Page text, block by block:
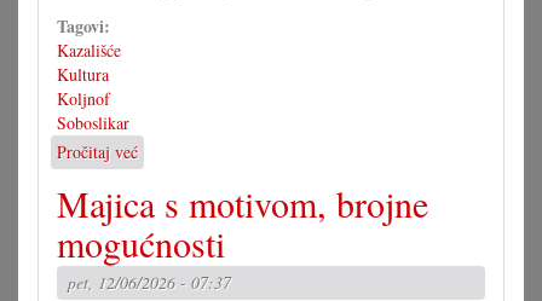
Tagovi:
Kazališće
Kultura
Koljnof
Soboslikar
Pročitaj već
Igrokaz
»Soboslikar«
u
Koljnofu
Majica s motivom, brojne
mogućnosti
pet, 12/06/2026 - 07:37